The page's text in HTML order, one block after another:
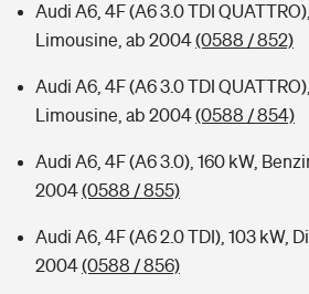
Audi A6, 4F (A6 3.0 TDI
Limousine, ab 2004(0588 / 852)
Audi A6, 4F (A6 3.0 TDI
Limousine, ab 2004(0588 / 854)
Audi A6, 4F (A6 3.0), 160 kW,
2004(0588 / 855)
Audi A6, 4F (A6 2.0 TDI), 103 kW,
2004(0588 / 856)